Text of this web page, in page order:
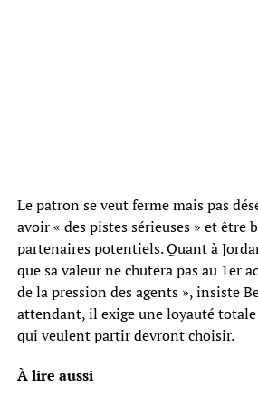
Le patron se veut ferme mais pas
avoir « des pistes sérieuses » et être
partenaires potentiels. Quant à
que sa valeur ne chutera pas au 1er
de la pression des agents », insiste
attendant, il exige une loyauté totale
qui veulent partir devront choisir.
À lire aussi